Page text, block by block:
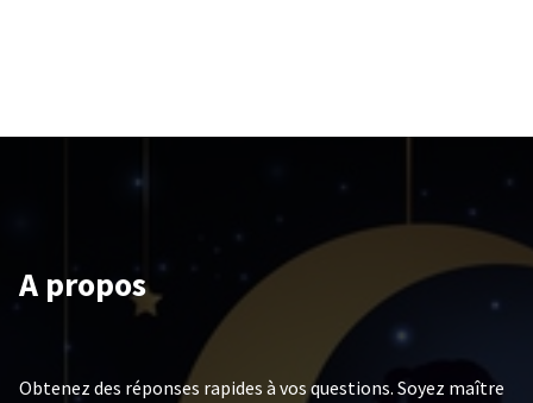
A propos
Obtenez des réponses rapides à vos questions. Soyez maître